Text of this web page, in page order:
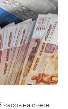
часов на счете